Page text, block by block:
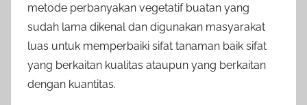
metode perbanyakan vegetatif buatan yang
sudah lama dikenal dan digunakan masyarakat
luas untuk memperbaiki sifat tanaman baik sifat
yang berkaitan kualitas ataupun yang berkaitan
dengan kuantitas.